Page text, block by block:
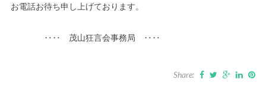
お電話お待ち申し上げております。
‥‥ 茂山狂言会事務局 ‥‥
Share: